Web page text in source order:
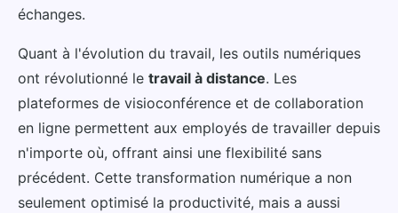
échanges.
Quant à l'évolution du travail, les outils numériques
ont révolutionné le travail à distance. Les
plateformes de visioconférence et de collaboration
en ligne permettent aux employés de travailler depuis
n'importe où, offrant ainsi une flexibilité sans
précédent. Cette transformation numérique a non
seulement optimisé la productivité, mais a aussi